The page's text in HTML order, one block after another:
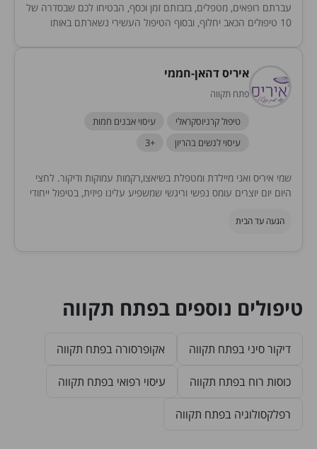
עברתם רופאים, מטפלים, בזבזתם זמן וכסף, הבטיחו לכם שבסדרה של
10 טיפולים הכאב יחלוף, ובסוף הטיפול העשירי נשארתם באותו
איריס דהאן-חממי
פתח תקווה
טיפול קרניוסקראלי
עיסוי אבנים חמות
עיסוי לנשים בהריון
+3
שמי איריס ואני מיילדת ומטפלת בשיאצו,רקמות עמוקות ודיקור. לחצי
היום יום יוצרים עומס נפשי וריגשי שמשפיע עלינו פיזית, בטיפול ייחודי
הגעה עד הבית
טיפולים נוספים בפתח תקווה
דיקור סיני בפתח תקווה אקופרסורה בפתח תקווה
כוסות רוח בפתח תקווה עיסוי רפואי בפתח תקווה
רפלקסולוגיה בפתח תקווה